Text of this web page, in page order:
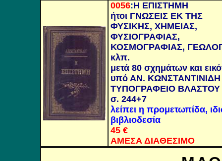
0056:Η ΕΠΙΣΤΗΜΗ
ήτοι ΓΝΩΣΕΙΣ ΕΚ ΤΗΣ
ΦΥΣΙΚΗΣ, ΧΗΜΕΙΑΣ,
ΦΥΣΙΟΓΡΑΦΙΑΣ,
ΚΟΣΜΟΓΡΑΦΙΑΣ,
κλπ.
μετά 80 σχημάτων και
υπό ΑΝ. ΚΩΝΣΤΑΝΤΙΝΙΔΗ
ΤΥΠΟΓΡΑΦΕΙΟ ΒΛΑΣΤΟΥ
σ. 244+7
λείπει η προμετωπίδα,
βιβλιοδεσία
45€
ΑΜΕΣΑ ΔΙΑΘΕΣΙΜΟ